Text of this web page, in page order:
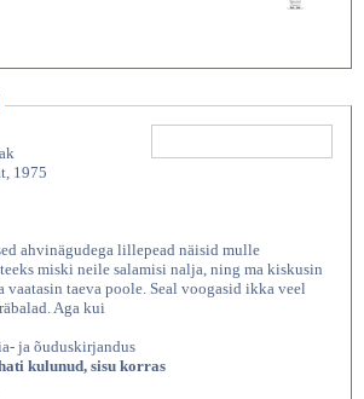
1975
ahvinägudega lillepead näisid mulle
miski neile salamisi nalja, ning ma kiskusin
taeva poole. Seal voogasid ikka veel
Aga kui
ja õuduskirjandus
kulunud, sisu korras